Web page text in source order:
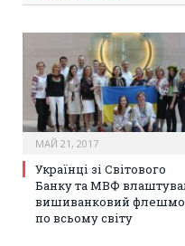
МАЙ 21, 2017
Українці зі Світового
Банку та МВФ
вишиванковий
по всьому світу